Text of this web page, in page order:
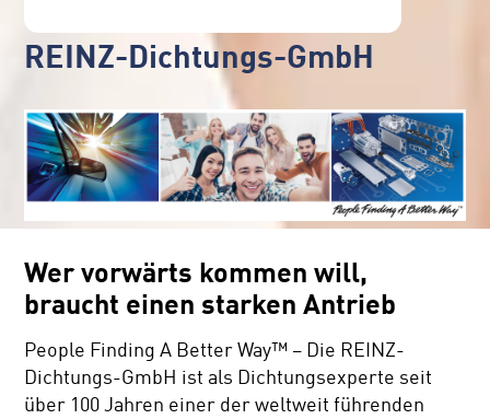
REINZ-Dichtungs-GmbH
Wer vorwärts kommen will,
braucht einen starken Antrieb
People Finding A Better Way™ – Die REINZ-
Dichtungs-GmbH ist als Dichtungsexperte seit
über 100 Jahren einer der weltweit führenden